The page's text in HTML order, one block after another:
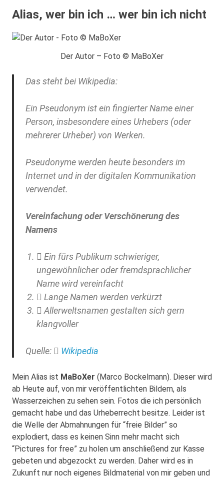
Alias, wer bin ich … wer bin ich nicht
Der Autor – Foto © MaBoXer
Das steht bei Wikipedia:
Ein Pseudonym ist ein fingierter Name einer
Person, insbesondere eines Urhebers (oder
mehrerer Urheber) von Werken.
Pseudonyme werden heute besonders im
Internet und in der digitalen Kommunikation
verwendet.
Vereinfachung oder Verschönerung des
Namens
Ein fürs Publikum schwieriger,
ungewöhnlicher oder fremdsprachlicher
Name wird vereinfacht
Lange Namen werden verkürzt
Allerweltsnamen gestalten sich gern
klangvoller
Quelle: Wikipedia
Mein Alias ist MaBoXer (Marco Bockelmann). Dieser wird
ab Heute auf, von mir veröffentlichten Bildern, als
Wasserzeichen zu sehen sein. Fotos die ich persönlich
gemacht habe und das Urheberrecht besitze. Leider ist
die Welle der Abmahnungen für “freie Bilder” so
explodiert, dass es keinen Sinn mehr macht sich
“Pictures for free” zu holen um anschließend zur Kasse
gebeten und abgezockt zu werden. Daher wird es in
Zukunft nur noch eigenes Bildmaterial von mir geben und